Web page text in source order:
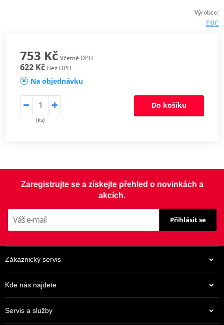
Výrobce:
EBC
753 Kč Včetně DPH
622 Kč Bez DPH
Na objednávku
(ks)
Do košíku
Zaregistrujte se a získejte přehled o novinkách a
akcích.
Přihlásit se
Zákaznický servis
Kde nás najdete
Servis a služby